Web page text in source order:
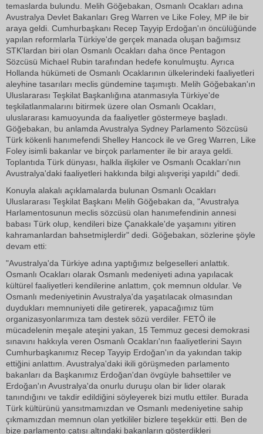
temaslarda bulundu. Melih Göğebakan, Osmanlı Ocakları adına
Avustralya Devlet Bakanları Greg Warren ve Like Foley, MP ile bir
araya geldi. Cumhurbaşkanı Recep Tayyip Erdoğan'ın öncülüğünde
yapılan reformlarla Türkiye'de gerçek manada oluşan bağımsız
STK'lardan biri olan Osmanlı Ocakları daha önce Pentagon
Sözcüsü Michael Rubin tarafından hedefe konulmuştu. Ayrıca
Hollanda hükümeti de Osmanlı Ocaklarının ülkelerindeki faaliyetleri
aleyhine tasarıları meclis gündemine taşımıştı. Melih Göğebakan'ın
Uluslararası Teşkilat Başkanlığına atanmasıyla Türkiye'de
teşkilatlanmalarını bitirmek üzere olan Osmanlı Ocakları,
uluslararası kamuoyunda da faaliyetler göstermeye başladı.
Göğebakan, bu anlamda Avustralya Sydney Parlamento Sözcüsü
Türk kökenli hanımefendi Shelley Hancock ile ve Greg Warren, Like
Foley isimli bakanlar ve birçok parlamenter ile bir araya geldi.
Toplantıda Türk dünyası, halkla ilişkiler ve Osmanlı Ocakları'nın
Avustralya'daki faaliyetleri hakkında bilgi alışverişi yapıldı" dedi.
Konuyla alakalı açıklamalarda bulunan Osmanlı Ocakları
Uluslararası Teşkilat Başkanı Melih Göğebakan da, "Avustralya
Harlamentosunun meclis sözcüsü olan hanımefendinin annesi
babası Türk olup, kendileri bize Çanakkale'de yaşamını yitiren
kahramanlardan bahsetmişlerdir" dedi. Göğebakan, sözlerine şöyle
devam etti:
"Avustralya'da Türkiye adına yaptığımız belgeselleri anlattık.
Osmanlı Ocakları olarak Osmanlı medeniyeti adına yapılacak
kültürel faaliyetleri kendilerine anlattım, çok memnun oldular. Ve
Osmanlı medeniyetinin Avustralya'da yaşatılacak olmasından
duydukları memnuniyeti dile getirerek, yapacağımız tüm
organizasyonlarımıza tam destek sözü verdiler. FETÖ ile
mücadelenin meşale ateşini yakan, 15 Temmuz gecesi demokrasi
sınavını hakkıyla veren Osmanlı Ocakları'nın faaliyetlerini Sayın
Cumhurbaşkanımız Recep Tayyip Erdoğan'ın da yakından takip
ettiğini anlattım. Avustralya'daki ikili görüşmeden parlamento
bakanları da Başkanımız Erdoğan'dan övgüyle bahsettiler ve
Erdoğan'ın Avustralya'da onurlu duruşu olan bir lider olarak
tanındığını ve takdir edildiğini söyleyerek bizi mutlu ettiler. Burada
Türk kültürünü yansıtmamızdan ve Osmanlı medeniyetine sahip
çıkmamızdan memnun olan yetkililer bizlere teşekkür etti. Ben de
bize parlamento çatısı altındaki bakanların gösterdikleri